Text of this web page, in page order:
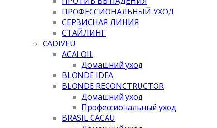
ПРОФЕССИОНАЛЬНЫЙ УХОД
СЕРВИСНАЯ ЛИНИЯ
СТАЙЛИНГ
CADIVEU
ACAI OIL
Домашний уход
BLONDE IDEA
BLONDE RECONCTRUCTOR
Домашний уход
Профессиональный уход
BRASIL CACAU